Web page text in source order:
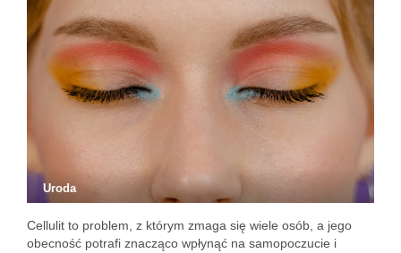
Uroda
Cellulit to problem, z którym zmaga się wiele osób, a jego
obecność potrafi znacząco wpłynąć na samopoczucie i